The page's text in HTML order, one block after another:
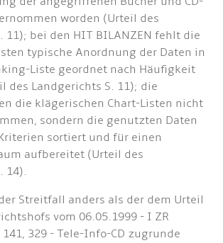
worden (Urteil des
11); bei den HIT BILANZEN fehlt die
typische Anordnung der Daten in
Liste geordnet nach Häufigkeit
des Landgerichts S. 11); die
die klägerischen Chart-Listen nicht
sondern die genutzten Daten
sortiert und für einen
aufbereitet (Urteil des
14).
Streitfall anders als der dem Urteil
vom 06.05.1999 - I ZR
141, 329 - Tele-Info-CD zugrunde